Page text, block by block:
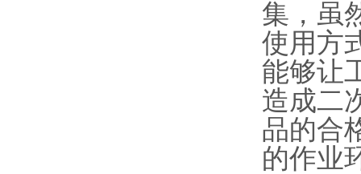
集，虽
使用方
能够让
造成二
品的合
的作业